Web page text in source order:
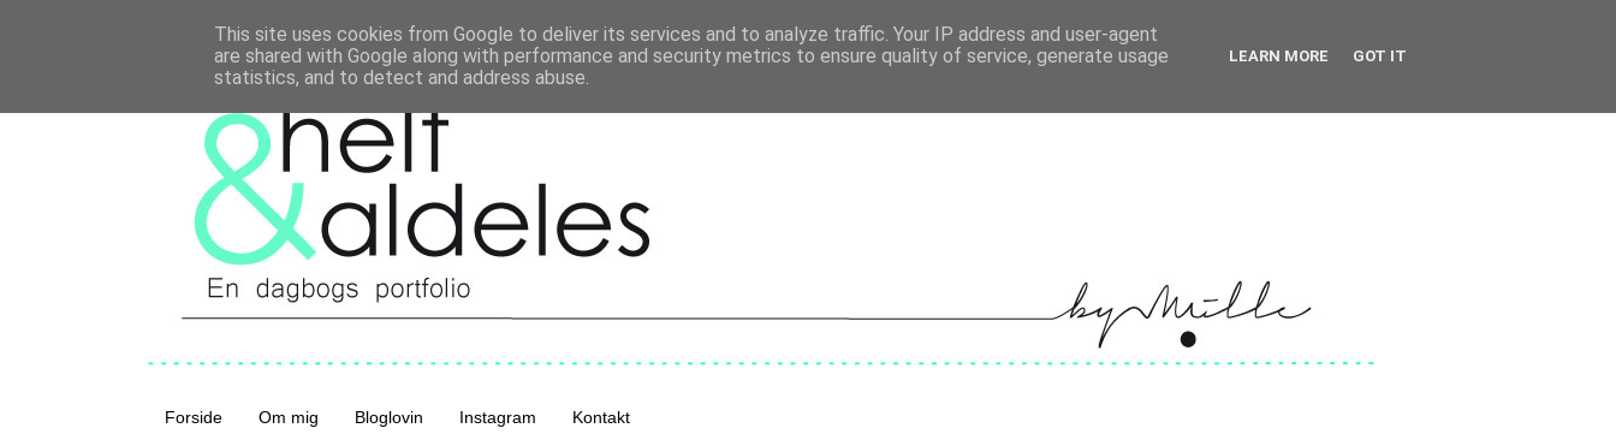
Forside Om mig Bloglovin Instagram Kontakt
This site uses cookies from Google to deliver its services and to analyze traffic. Your IP address and user-agent
are shared with Google along with performance and security metrics to ensure quality of service, generate usage
statistics, and to detect and address abuse.
LEARN MORE GOT IT